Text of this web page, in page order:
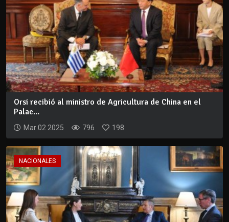
Orsi recibió al ministro de Agricultura de China en el
Palac...
Mar 02 2025 796 198
NACIONALES